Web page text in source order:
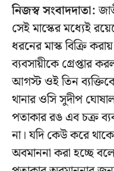
নিজস্ব সংবাদদাতা:
সেই মাস্কের মধ্যেই
ধরনের মাস্ক বিক্রি
ব্যবসায়ীকে গ্রেপ্তার
আগস্ট ওই তিন
থানার ওসি সুদীপ
পতাকার রঙ এব চক্র
না। যদি কেউ করে
অবমাননা করা হচ্ছে